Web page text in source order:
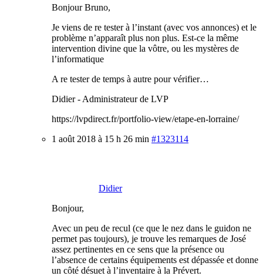
Bonjour Bruno,
Je viens de re tester à l’instant (avec vos annonces) et le
problème n’apparaît plus non plus. Est-ce la même
intervention divine que la vôtre, ou les mystères de
l’informatique
A re tester de temps à autre pour vérifier…
Didier - Administrateur de LVP
https://lvpdirect.fr/portfolio-view/etape-en-lorraine/
1 août 2018 à 15 h 26 min #1323114
Didier
Bonjour,
Avec un peu de recul (ce que le nez dans le guidon ne
permet pas toujours), je trouve les remarques de José
assez pertinentes en ce sens que la présence ou
l’absence de certains équipements est dépassée et donne
un côté désuet à l’inventaire à la Prévert.